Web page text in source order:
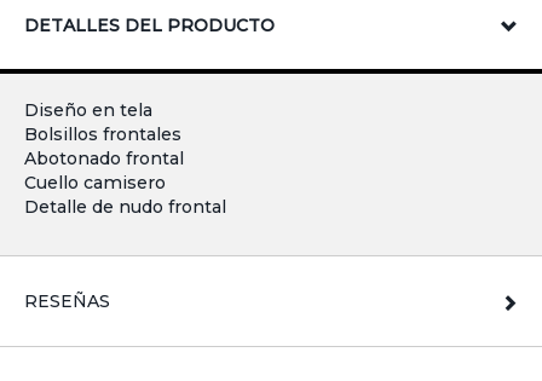
DETALLES DEL PRODUCTO
Diseño en tela
Bolsillos frontales
Abotonado frontal
Cuello camisero
Detalle de nudo frontal
RESEÑAS